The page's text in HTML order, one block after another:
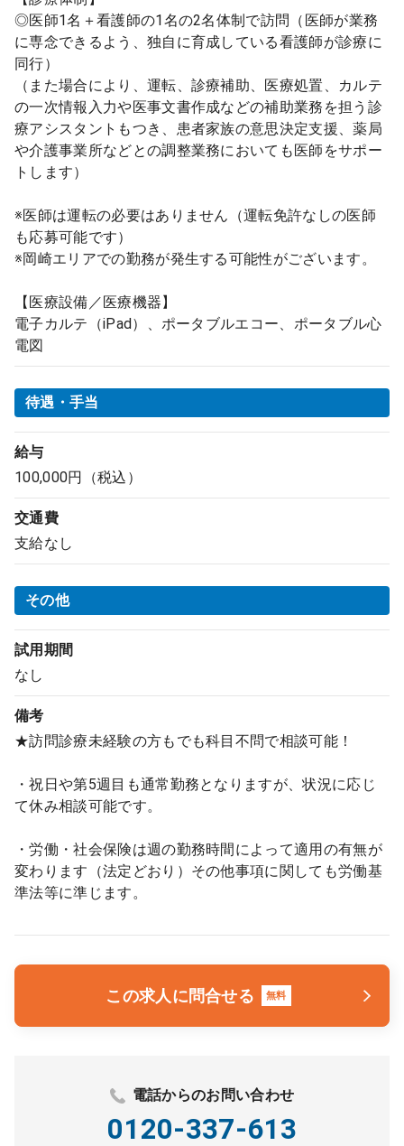
◎医師1名＋看護師の1名の2名体制で訪問（医師が業務
に専念できるよう、独自に育成している看護師が診療に
同行）
（また場合により、運転、診療補助、医療処置、カルテ
の一次情報入力や医事文書作成などの補助業務を担う診
療アシスタントもつき、患者家族の意思決定支援、薬局
や介護事業所などとの調整業務においても医師をサポー
トします）
※医師は運転の必要はありません（運転免許なしの医師
も応募可能です）
※岡崎エリアでの勤務が発生する可能性がございます。
【医療設備／医療機器】
電子カルテ（iPad）、ポータブルエコー、ポータブル心
電図
待遇・手当
給与
100,000円（税込）
交通費
支給なし
その他
試用期間
なし
備考
★訪問診療未経験の方もでも科目不問で相談可能！
・祝日や第5週目も通常勤務となりますが、状況に応じ
て休み相談可能です。
・労働・社会保険は週の勤務時間によって適用の有無が
変わります（法定どおり）その他事項に関しても労働基
準法等に準じます。
この求人に問合せる 無料
電話からのお問い合わせ
0120-337-613